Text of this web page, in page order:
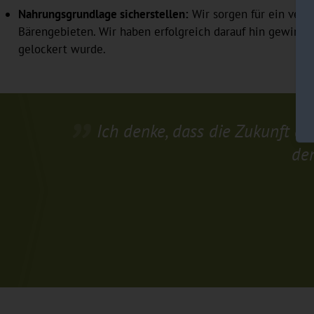
Nahrungsgrundlage sicherstellen: Wir sorgen für ein
Bärengebieten. Wir haben erfolgreich darauf hin
gelockert wurde.
Ich denke, dass die Zukunft